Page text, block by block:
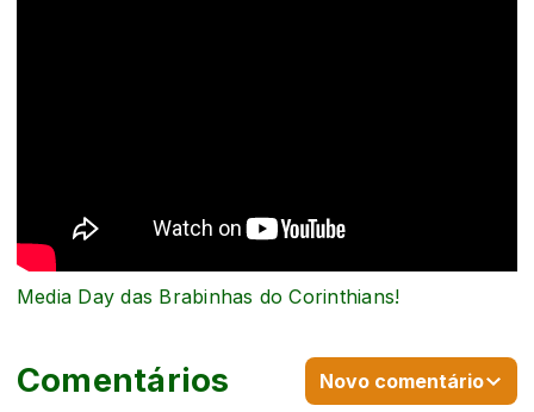
Media Day das Brabinhas do Corinthians!
Comentários Novo comentário